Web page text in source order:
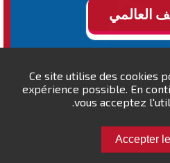
Ce site utilise des cookies
expérience possible. En
vous acceptez
Accepter
العالمي